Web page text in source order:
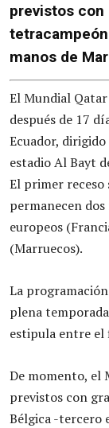
previstos con
tetracampeón
manos de
El Mundial
después de 17
Ecuador,
estadio Al Bayt
El primer receso
permanecen
europeos
(Marruecos).
La
plena
estipula entre el
De momento, el
previstos con
Bélgica -tercero